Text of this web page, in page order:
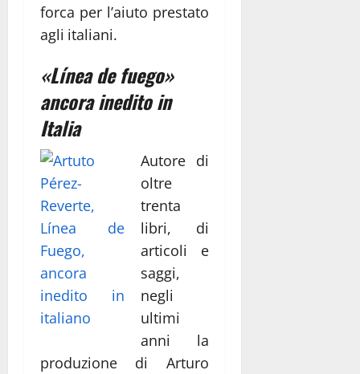
forca per l’aiuto prestato
agli italiani.
«Línea de fuego»
ancora inedito in
Italia
Autore di
oltre
trenta
libri, di
articoli e
saggi,
negli
ultimi
anni la
produzione di Arturo